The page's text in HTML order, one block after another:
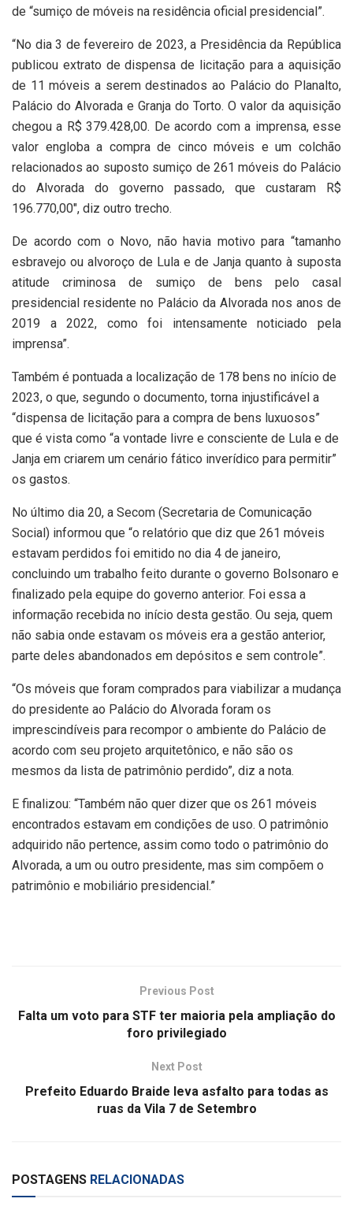
de “sumiço de móveis na residência oficial presidencial”.
“No dia 3 de fevereiro de 2023, a Presidência da República
publicou extrato de dispensa de licitação para a aquisição
de 11 móveis a serem destinados ao Palácio do Planalto,
Palácio do Alvorada e Granja do Torto. O valor da aquisição
chegou a R$ 379.428,00. De acordo com a imprensa, esse
valor engloba a compra de cinco móveis e um colchão
relacionados ao suposto sumiço de 261 móveis do Palácio
do Alvorada do governo passado, que custaram R$
196.770,00″, diz outro trecho.
De acordo com o Novo, não havia motivo para “tamanho
esbravejo ou alvoroço de Lula e de Janja quanto à suposta
atitude criminosa de sumiço de bens pelo casal
presidencial residente no Palácio da Alvorada nos anos de
2019 a 2022, como foi intensamente noticiado pela
imprensa”.
Também é pontuada a localização de 178 bens no início de
2023, o que, segundo o documento, torna injustificável a
“dispensa de licitação para a compra de bens luxuosos”
que é vista como “a vontade livre e consciente de Lula e de
Janja em criarem um cenário fático inverídico para permitir”
os gastos.
No último dia 20, a Secom (Secretaria de Comunicação
Social) informou que “o relatório que diz que 261 móveis
estavam perdidos foi emitido no dia 4 de janeiro,
concluindo um trabalho feito durante o governo Bolsonaro e
finalizado pela equipe do governo anterior. Foi essa a
informação recebida no início desta gestão. Ou seja, quem
não sabia onde estavam os móveis era a gestão anterior,
parte deles abandonados em depósitos e sem controle”.
“Os móveis que foram comprados para viabilizar a mudança
do presidente ao Palácio do Alvorada foram os
imprescindíveis para recompor o ambiente do Palácio de
acordo com seu projeto arquitetônico, e não são os
mesmos da lista de patrimônio perdido”, diz a nota.
E finalizou: “Também não quer dizer que os 261 móveis
encontrados estavam em condições de uso. O patrimônio
adquirido não pertence, assim como todo o patrimônio do
Alvorada, a um ou outro presidente, mas sim compõem o
patrimônio e mobiliário presidencial.”
Previous Post
Falta um voto para STF ter maioria pela ampliação do
foro privilegiado
Next Post
Prefeito Eduardo Braide leva asfalto para todas as
ruas da Vila 7 de Setembro
POSTAGENS RELACIONADAS